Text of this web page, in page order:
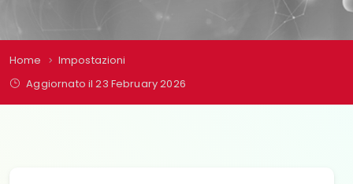
Home
Impostazioni
Aggiornato il 23 February 2026